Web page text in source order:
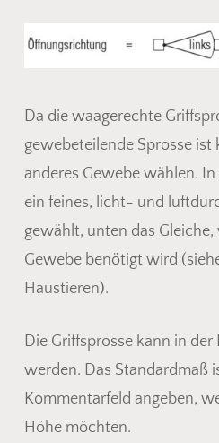
Da die waagerechte
gewebeteilende Sprosse ist
anderes Gewebe wählen.
ein feines, licht- und
gewählt, unten das
Gewebe benötigt wird
Haustieren).
Die Griffsprosse kann in der
werden. Das Standardmaß
Kommentarfeld angeben,
Höhe möchten.